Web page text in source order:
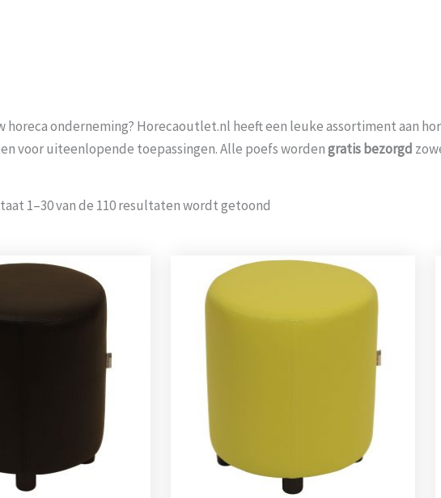
onderneming? Horecaoutlet.nl heeft een leuke assortiment aan
voor uiteenlopende toepassingen. Alle poefs wordengratis bezorgd
en
-3 maart
Goed op de hoogte
Probeer het nog sneller te
Goed bereikbaar en op mijn
vraag of het toch op een
andere adres en [...]
1–30 van de 110 resultaten wordt getoond